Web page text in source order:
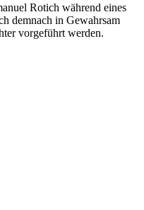
Rotich während eines
demnach in Gewahrsam
vorgeführt werden.